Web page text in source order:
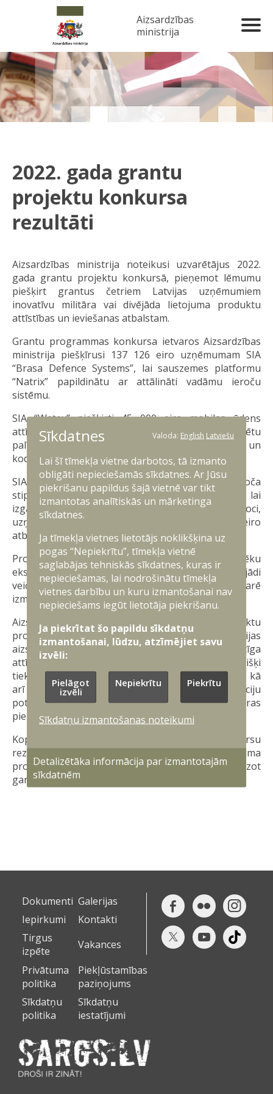
Aizsardzības
ministrija
2022. gada grantu
projektu konkursa
rezultāti
Aizsardzības ministrija noteikusi uzvarētājus 2022.
gada grantu projektu konkursā, pieņemot lēmumu
piešķirt grantus četriem Latvijas uzņēmumiem
inovatīvu militāra vai divējāda lietojuma produktu
attīstības un ieviešanas atbalstam.
Grantu programmas konkursa ietvaros Aizsardzības
ministrija piešķīrusi 137 126 eiro uzņēmumam SIA
“Brasa Defence Systems”, lai sauszemes platformu
“Natrix” papildinātu ar attālināti vadāmu ieroču
sistēmu.
SIA “Watex” piešķirti 45 000 eiro mobilas ūdens
attīrīšanas stacijas prototipa izstrādei, kas spētu
palīdzēt ķīmisko, bioloģisko, radioloģisko un
kodolmateriālu draudu pārvarēšanai.
SIA “Temeso” iecerei pilnveidot CVRT ieroča
stiprinājumu balstu piešķirti 19 146 eiro, savukārt, lai
izgatavotu un testētu bezčaulu munīcijas ieroci,
uzņēmums SIA “Baltic Bullets” saņēmis 12 000 eiro
atbalstu.
Projektu īstenošanas laikā Nacionālo bruņoto spēku
eksperti uzņēmumiem sniegs konsultācijas, tādējādi
veicinot inovatīvu un aizsardzības nozarē
izmantojamu produktu attīstību.
Aizsardzības ministrijas realizētā grantu projektu
programma ir līdz šim pirmais šāda veida Latvijas
aizsardzības un drošības industrijas mērķtiecīga
attīstības atbalsta mehānisms, kura ietvaros sevišķi
tiek uzsvērta Latvijas pētniecības iestāžu iesaiste, kā
arī vispārējās uzņēmējdarbības vides inovāciju
potenciāla pārnese eksportspējīgos militāras
pielietojamības produktos.
Kopš 2018. gada piecu grantu projektu konkursu
rezultātā atbalstīti 25 militāra vai divējāda lietojuma
produkti, kopējam finansējuma apmēram sasniedzot
gandrīz divu miljonu eiro.
Dokumenti Galerijas
Iepirkumi
Kontakti
Tirgus
izpēte
Vakances
Privātuma
politika
Piekļūstamības
paziņojums
Sīkdatņu
politika
Sīkdatņu
iestatījumi
Sīkdatnes Valoda: English Latviešu
Lai šī tīmekļa vietne darbotos, tā izmanto
obligāti nepieciešamās sīkdatnes. Ar Jūsu
piekrišanu papildus šajā vietnē var tikt
izmantotas analītiskās un mārketinga
sīkdatnes.
Ja tīmekļa vietnes lietotājs noklikšķina uz
pogas “Nepiekrītu”, tīmekļa vietnē
saglabājas tehniskās sīkdatnes, kuras ir
nepieciešamas, lai nodrošinātu tīmekļa
vietnes darbību un kuru izmantošanai nav
nepieciešams iegūt lietotāja piekrišanu.
Ja piekrītat šo papildu sīkdatņu
izmantošanai, lūdzu, atzīmējiet savu
izvēli:
Pielāgot
izvēli
Nepiekrītu Piekrītu
Sīkdatņu izmantošanas noteikumi
Detalizētāka informācija par izmantotajām
sīkdatnēm